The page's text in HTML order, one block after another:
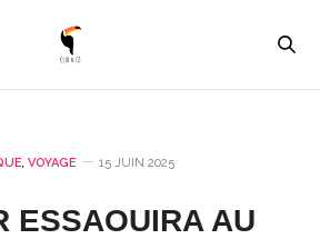
, VOYAGE 15 JUIN 2025
ESSAOUIRA AU